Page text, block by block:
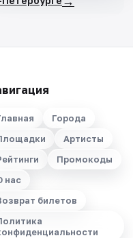
Города
Артисты
Промокоды
нас
билетов